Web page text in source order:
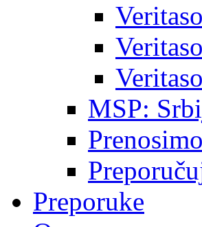
MSP:
Prenosimo
Preporuke